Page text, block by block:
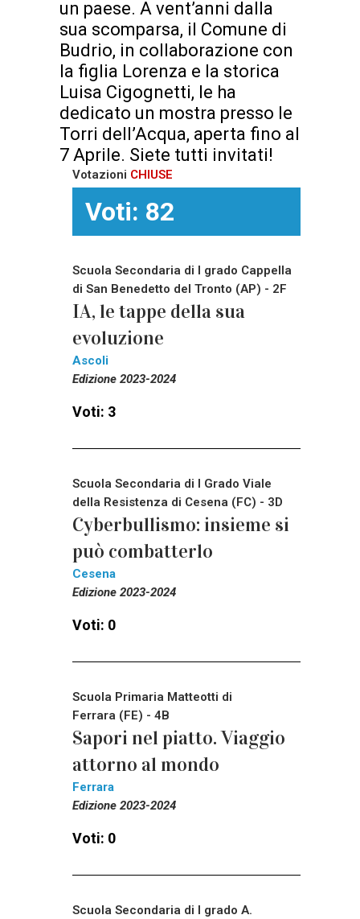
un paese. A vent’anni dalla
sua scomparsa, il Comune di
Budrio, in collaborazione con
la figlia Lorenza e la storica
Luisa Cigognetti, le ha
dedicato un mostra presso le
Torri dell’Acqua, aperta fino al
7 Aprile. Siete tutti invitati!
Votazioni CHIUSE
Voti: 82
Scuola Secondaria di I grado Cappella
di San Benedetto del Tronto (AP) - 2F
IA, le tappe della sua
evoluzione
Ascoli
Edizione 2023-2024
Voti: 3
Scuola Secondaria di I Grado Viale
della Resistenza di Cesena (FC) - 3D
Cyberbullismo: insieme si
può combatterlo
Cesena
Edizione 2023-2024
Voti: 0
Scuola Primaria Matteotti di
Ferrara (FE) - 4B
Sapori nel piatto. Viaggio
attorno al mondo
Ferrara
Edizione 2023-2024
Voti: 0
Scuola Secondaria di I grado A.